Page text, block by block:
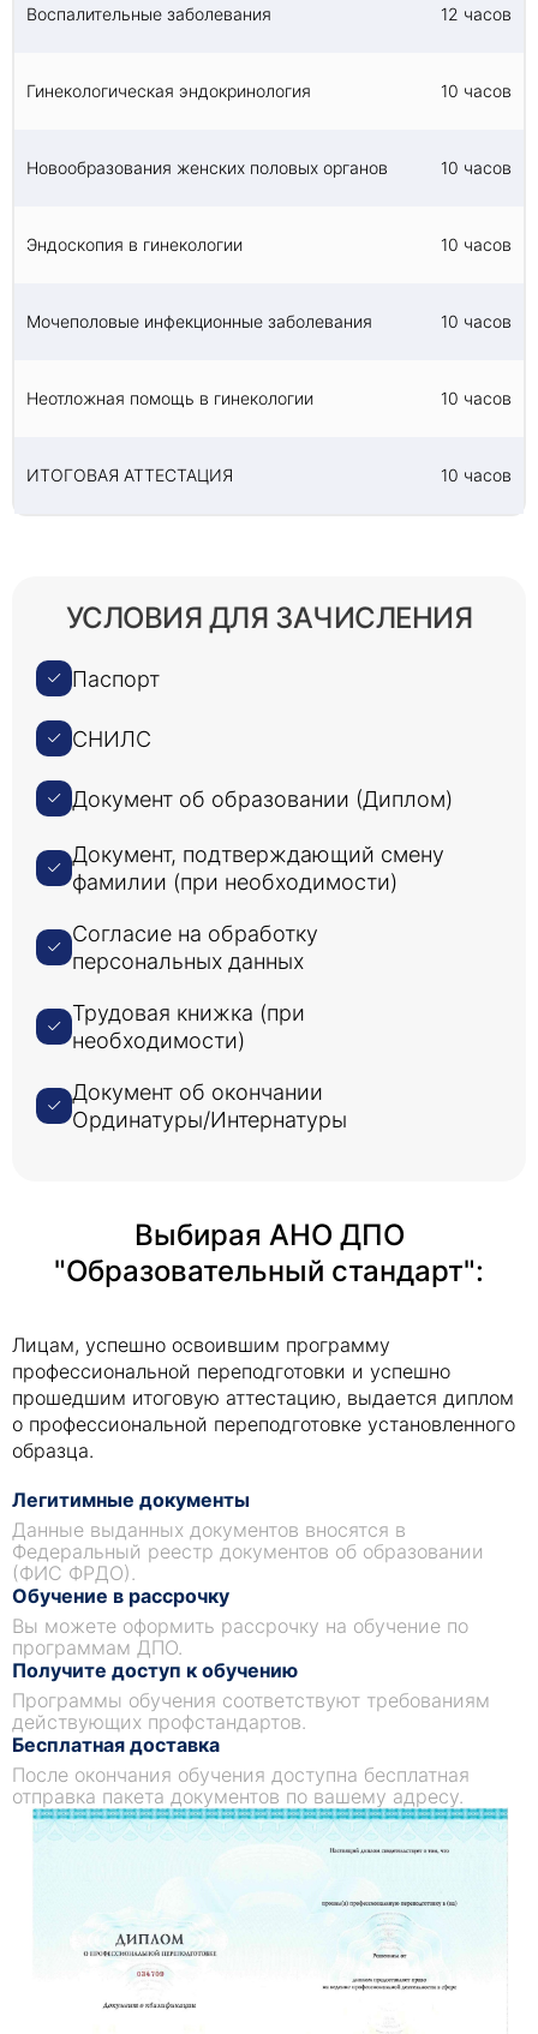
Воспалительные заболевания 12 часов
Гинекологическая эндокринология 10 часов
Новообразования женских половых органов 10 часов
Эндоскопия в гинекологии 10 часов
Мочеполовые инфекционные заболевания 10 часов
Неотложная помощь в гинекологии 10 часов
ИТОГОВАЯ АТТЕСТАЦИЯ 10 часов
УСЛОВИЯ ДЛЯ ЗАЧИСЛЕНИЯ
Паспорт
СНИЛС
Документ об образовании (Диплом)
Документ, подтверждающий смену
фамилии (при необходимости)
Согласие на обработку
персональных данных
Трудовая книжка (при
необходимости)
Документ об окончании
Ординатуры/Интернатуры
Выбирая АНО ДПО
"Образовательный стандарт":
Лицам, успешно освоившим программу
профессиональной переподготовки и успешно
прошедшим итоговую аттестацию, выдается диплом
о профессиональной переподготовке установленного
образца.
Легитимные документы
Данные выданных документов вносятся в
Федеральный реестр документов об образовании
(ФИС ФРДО).
Обучение в рассрочку
Вы можете оформить рассрочку на обучение по
программам ДПО.
Получите доступ к обучению
Программы обучения соответствуют требованиям
действующих профстандартов.
Бесплатная доставка
После окончания обучения доступна бесплатная
отправка пакета документов по вашему адресу.